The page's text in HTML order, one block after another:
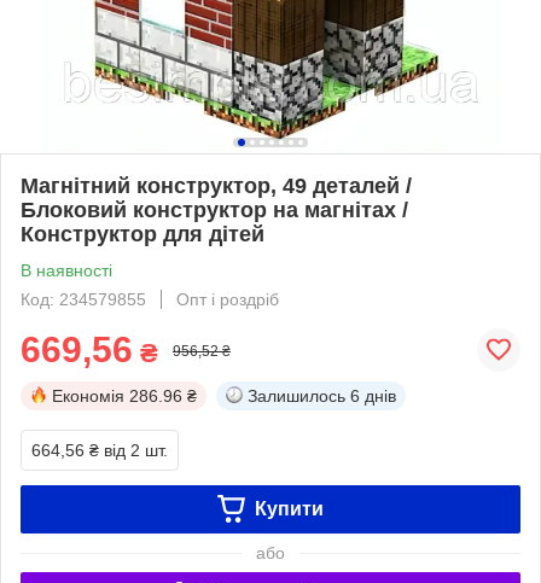
Магнітний конструктор, 49 деталей /
Блоковий конструктор на магнітах /
Конструктор для дітей
В наявності
Код: 234579855
Опт і роздріб
669,56 ₴ 956,52 ₴
Економія 286.96 ₴ Залишилось 6 днів
664,56 ₴ від 2 шт.
Купити
або